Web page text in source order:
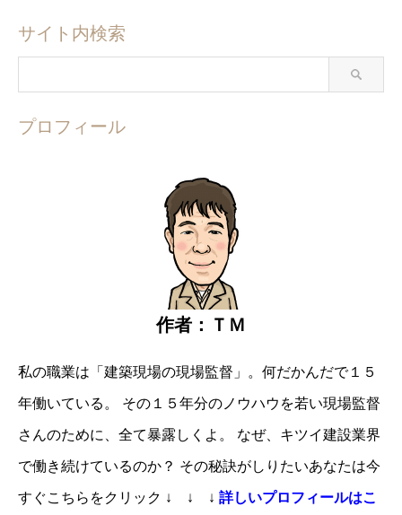
サイト内検索
プロフィール
作者：ＴＭ
私の職業は「建築現場の現場監督」。 何だかんだで１５
年働いている。 その１５年分のノウハウを若い現場監督
さんのために、全て暴露しくよ。 なぜ、キツイ建設業界
で働き続けているのか？ その秘訣がしりたいあなたは今
すぐこちらをクリック ↓ ↓ ↓ 詳しいプロフィールはこ